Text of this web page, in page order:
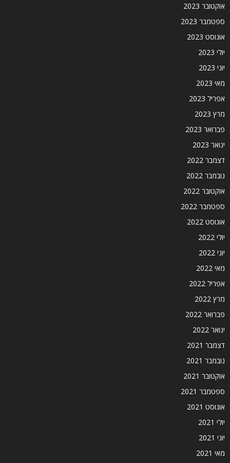
אוקטובר 2023
ספטמבר 2023
אוגוסט 2023
יולי 2023
יוני 2023
מאי 2023
אפריל 2023
מרץ 2023
פברואר 2023
ינואר 2023
דצמבר 2022
נובמבר 2022
אוקטובר 2022
ספטמבר 2022
אוגוסט 2022
יולי 2022
יוני 2022
מאי 2022
אפריל 2022
מרץ 2022
פברואר 2022
ינואר 2022
דצמבר 2021
נובמבר 2021
אוקטובר 2021
ספטמבר 2021
אוגוסט 2021
יולי 2021
יוני 2021
מאי 2021